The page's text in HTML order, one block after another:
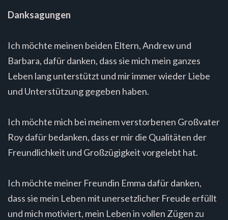
Danksagungen
Ich möchte meinen beiden Eltern, Andrew und
Barbara, dafür danken, dass sie mich mein ganzes
Leben lang unterstützt und mir immer wieder Liebe
und Unterstützung gegeben haben.
Ich möchte mich bei meinem verstorbenen Großvater
Roy dafür bedanken, dass er mir die Qualitäten der
Freundlichkeit und Großzügigkeit vorgelebt hat.
Ich möchte meiner Freundin Emma dafür danken,
dass sie mein Leben mit unersetzlicher Freude erfüllt
und mich motiviert, mein Leben in vollen Zügen zu